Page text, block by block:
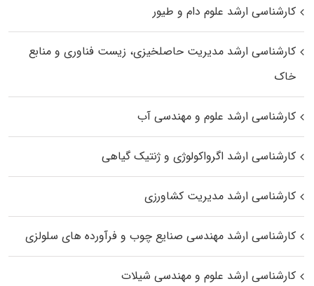
کارشناسی ارشد علوم دام و طیور
کارشناسی ارشد مدیریت حاصلخیزی، زیست فناوری و منابع
خاک
کارشناسی ارشد علوم و مهندسی آب
کارشناسی ارشد اگرواکولوژی و ژنتیک گیاهی
کارشناسی ارشد مدیریت کشاورزی
کارشناسی ارشد مهندسی صنایع چوب و فرآورده‌ های سلولزی
کارشناسی ارشد علوم و مهندسی شیلات